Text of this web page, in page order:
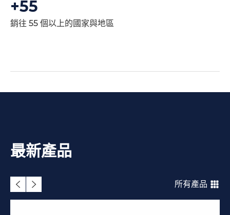
+55
銷往 55 個以上的國家與地區
最新產品
所有產品